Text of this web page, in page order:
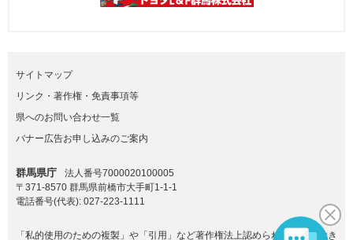
サイトマップ
リンク・著作権・免責事項等
県へのお問い合わせ一覧
バナー広告お申し込みのご案内
群馬県庁
法人番号7000020100005
〒371-8570 群馬県前橋市大手町1-1-1
電話番号(代表): 027-223-1111
「私的使用のための複製」や「引用」など著作権法上認められた場合を除き